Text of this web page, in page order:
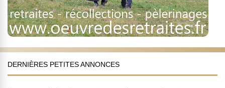
DERNIÈRES PETITES ANNONCES